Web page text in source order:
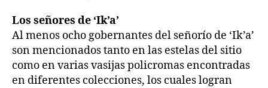
Los señores de ‘Ik’a’
Al menos ocho gobernantes del señorío de ‘Ik’a’
son mencionados tanto en las estelas del sitio
como en varias vasijas policromas encontradas
en diferentes colecciones, los cuales logran